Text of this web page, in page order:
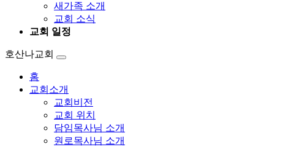
새가족 소개
교회 소식
교회 일정
호산나교회
홈
교회소개
교회비전
교회 위치
담임목사님 소개
원로목사님 소개